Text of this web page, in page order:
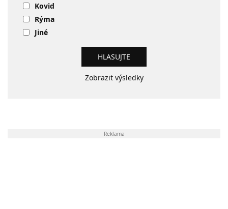
Kovid
Rýma
Jiné
Zobrazit výsledky
Reklama